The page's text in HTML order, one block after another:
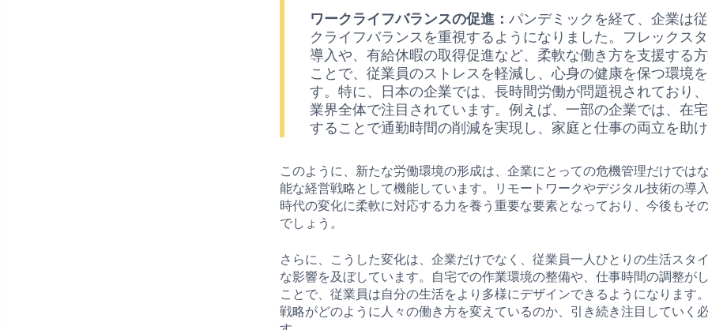
ワークライフバランスの促進：パンデミックを経て、企業は
クライフバランスを重視するようになりました。フレックス
導入や、有給休暇の取得促進など、柔軟な働き方を支援する
ことで、従業員のストレスを軽減し、心身の健康を保つ環境
す。特に、日本の企業では、長時間労働が問題視されており
業界全体で注目されています。例えば、一部の企業では、在
することで通勤時間の削減を実現し、家庭と仕事の両立を助け
このように、新たな労働環境の形成は、企業にとっての危機管理だけでは
能な経営戦略として機能しています。リモートワークやデジタル技術の導
時代の変化に柔軟に対応する力を養う重要な要素となっており、今後もそ
でしょう。
さらに、こうした変化は、企業だけでなく、従業員一人ひとりの生活スタ
な影響を及ぼしています。自宅での作業環境の整備や、仕事時間の調整が
ことで、従業員は自分の生活をより多様にデザインできるようになります
戦略がどのように人々の働き方を変えているのか、引き続き注目していく